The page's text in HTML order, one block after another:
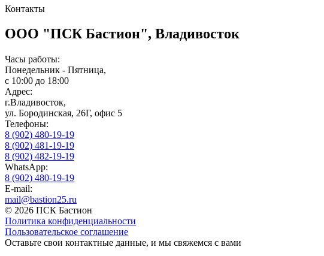
Контакты
ООО "ПСК Бастион", Владивосток
Часы работы:
Понедельник - Пятница,
с 10:00 до 18:00
Адрес:
г.Владивосток,
ул. Бородинская, 26Г, офис 5
Телефоны:
8 (902) 480-19-19
8 (902) 481-19-19
8 (902) 482-19-19
WhatsApp:
8 (902) 480-19-19
E-mail:
mail@bastion25.ru
© 2026 ПСК Бастион
Политика конфиденциальности
Пользовательское соглашение
Оставьте свои контактные данные, и мы свяжемся с вами